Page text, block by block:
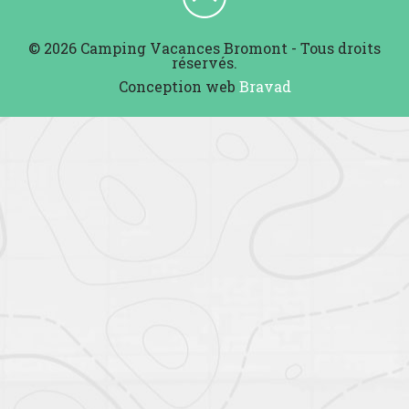
© 2026 Camping Vacances Bromont - Tous droits
réservés.
Conception web Bravad